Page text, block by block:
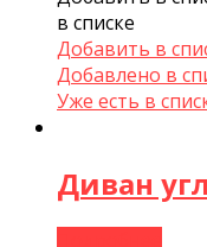
в списке
Добавить в
Добавлено в
Уже есть в
Диван